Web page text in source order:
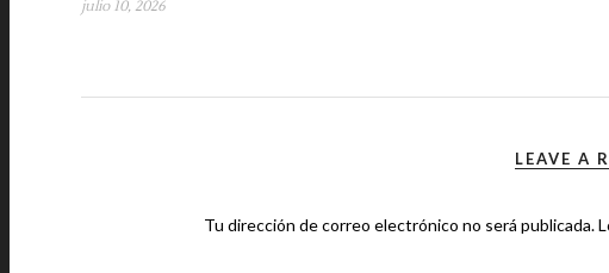
julio 10, 2026
LEAVE A
Tu dirección de correo electrónico no será publicada.